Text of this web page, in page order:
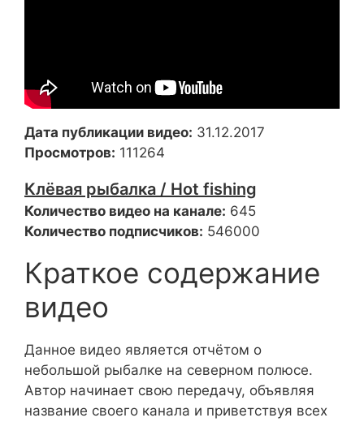
Дата публикации видео: 31.12.2017
Просмотров: 111264
Клёвая рыбалка / Hot fishing
Количество видео на канале: 645
Количество подписчиков: 546000
Краткое содержание
видео
Данное видео является отчётом о
небольшой рыбалке на северном полюсе.
Автор начинает свою передачу, объявляя
название своего канала и приветствуя всех